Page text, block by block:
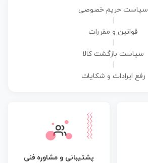
سیاست حریم خصوصی
قوانین و مقررات
سیاست بازگشت کالا
رفع ایرادات و شکایات
پشتیبانی و مشاوره فنی